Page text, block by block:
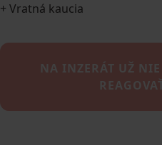
+ Vratná kaucia
NA INZERÁT UŽ